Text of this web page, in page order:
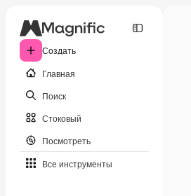
Создать
Главная
Поиск
Стоковый
Посмотреть
Все инструменты